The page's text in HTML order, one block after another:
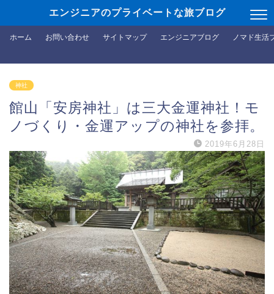
エンジニアのプライベートな旅ブログ
ホーム お問い合わせ サイトマップ エンジニアブログ ノマド生活
神社
館山「安房神社」は三大金運神社！モ
ノづくり・金運アップの神社を参拝。
2019年6月28日